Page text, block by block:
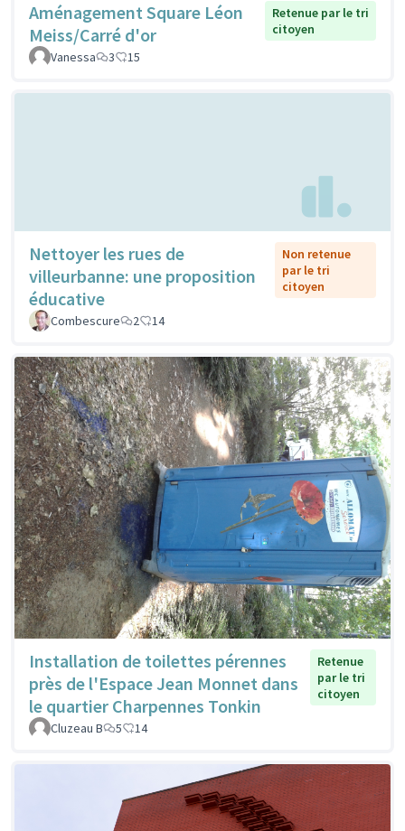
Aménagement Square Léon
Meiss/Carré d'or
Retenue par le tri
citoyen
Vanessa
3 15
Nettoyer les rues de
villeurbanne: une proposition
éducative
Non retenue
par le tri
citoyen
Combescure 2 14
Installation de toilettes pérennes
près de l'Espace Jean Monnet dans
le quartier Charpennes Tonkin
Retenue
par le tri
citoyen
Cluzeau B 5 14